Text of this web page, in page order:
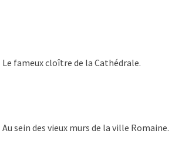
Le fameux cloître de la Cathédrale.
Au sein des vieux murs de la ville Romaine.